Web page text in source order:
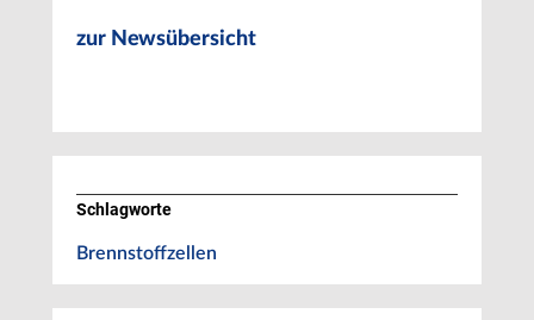
zur Newsübersicht
Schlagworte
Brennstoffzellen